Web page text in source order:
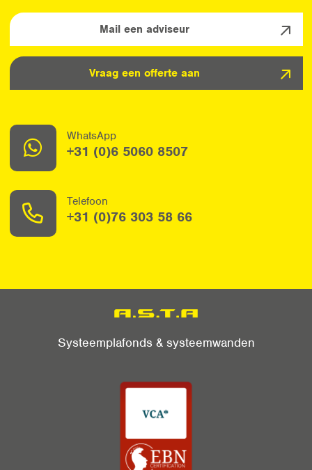
Mail een adviseur
Vraag een offerte aan
WhatsApp
+31 (0)6 5060 8507
Telefoon
+31 (0)76 303 58 66
Systeemplafonds & systeemwanden